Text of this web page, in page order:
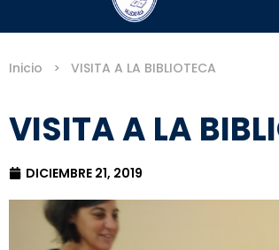
Inicio > VISITA A LA BIBLIOTECA
VISITA A LA
DICIEMBRE 21, 2019